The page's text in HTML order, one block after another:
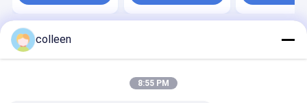
সাইট ম্যাপ
Privacy Policy
চীন কারখানা.Copyright © 2026 Guangzhou
Jiqian Fiber Optic Cable Co., Ltd.. All Rights Reserved.
colleen
8:55 PM